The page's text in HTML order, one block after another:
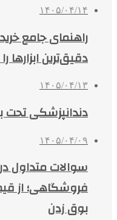
۱۴۰۵/۰۴/۱۴
راهنمای جامع
دقیق‌ترین ابزارها
۱۴۰۵/۰۴/۱۳
دندانپزشکی
۱۴۰۵/۰۴/۰۹
سوالات متداول
فروشگاهی؛ از
بوق زدن